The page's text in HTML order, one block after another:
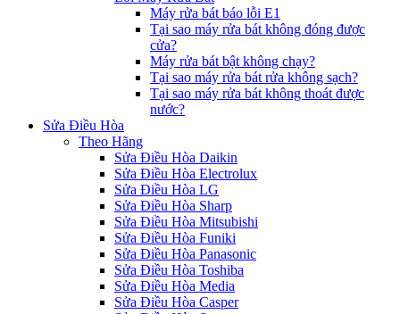
Máy rửa bát báo lỗi E1
Tại sao máy rửa bát không đóng được
cửa?
Máy rửa bát bật không chạy?
Tại sao máy rửa bát rửa không sạch?
Tại sao máy rửa bát không thoát được
nước?
Sửa Điều Hòa
Theo Hãng
Sửa Điều Hòa Daikin
Sửa Điều Hòa Electrolux
Sửa Điều Hòa LG
Sửa Điều Hòa Sharp
Sửa Điều Hòa Mitsubishi
Sửa Điều Hòa Funiki
Sửa Điều Hòa Panasonic
Sửa Điều Hòa Toshiba
Sửa Điều Hòa Media
Sửa Điều Hòa Casper